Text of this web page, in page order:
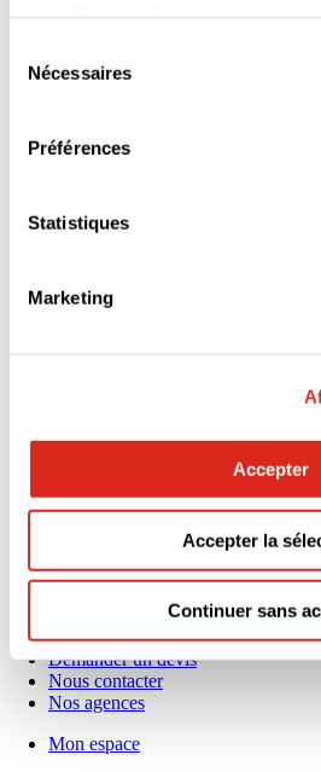
Nécessaires
Préférences
Statistiques
Marketing
Accepter
Accepter la
Continuer sans
Notre politique éthique
Nos engagements RSE
Stratégie RSE
Nos innovations
Diagnostics immobiliers
Qualité, Hygiène, Sécurité,
Audit durabilité
L’égalité professionnelle
Actus & médias
Communiqués de presse
News réglementaires
Webinaires
Demander un devis
Nous contacter
Nos agences
Mon espace